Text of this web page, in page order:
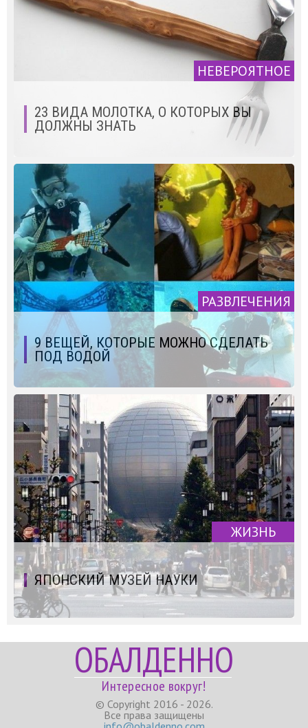
НЕВЕРОЯТНОЕ
23 ВИДА МОЛОТКА, О КОТОРЫХ ВЫ
ДОЛЖНЫ ЗНАТЬ
РАЗВЛЕЧЕНИЯ
9 ВЕЩЕЙ, КОТОРЫЕ МОЖНО СДЕЛАТЬ
ПОД ВОДОЙ
ЖИЗНЬ
ЯПОНСКИЙ МУЗЕЙ НАУКИ
ОБАЛДЕННО
Интересное вокруг!
© Copyright 2016 - 2026.
Все права защищены